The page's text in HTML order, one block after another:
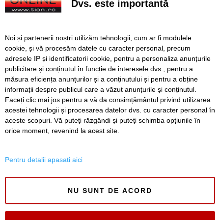
programului de fertilizare in
FOTO. Ziua Timișoarei a
fost sărbătorită și la ferma
Penitenciarului. La ce
activități au participat
deținuții
Înapoi Înainte
SERVICII Redactia
Folosinta Cookie-urilor
Dvs. este importantă
Noi și partenerii noștri utilizăm tehnologii, cum ar fi modulele
cookie, și vă procesăm datele cu caracter personal, precum
adresele IP și identificatorii cookie, pentru a personaliza anunțurile
publicitare și conținutul în funcție de interesele dvs., pentru a
măsura eficiența anunțurilor și a conținutului și pentru a obține
informații despre publicul care a văzut anunțurile și conținutul.
Faceți clic mai jos pentru a vă da consimțământul privind utilizarea
acestei tehnologii și procesarea datelor dvs. cu caracter personal în
aceste scopuri. Vă puteți răzgândi și puteți schimba opțiunile în
orice moment, revenind la acest site.
Pentru detalii apasati aici
NU SUNT DE ACORD